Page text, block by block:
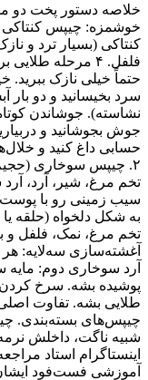
خلاصه دستور پخت دو
کنتاکی (بسیار ترد و
فلفل. ۴ مرحله
سرد بخیسانید و دو
نشاسته). جوشاندن
جوش بجوشانید و
حسابی داغ کنید و
۲. چیپس سوخاری
تخم مرغ، شیر، آرد،
سیب زمینی رو با پوست
به شکل دلخواه (حلقه
تخم مرغ، نمک، فلفل و
آغشته‌سازی سه‌لایه:
آرد سوخاری دوم: مایه
پوشیده بشه. سرخ
طلایی بشه. تفاوت
چیپس‌های بسته‌بندی.
شبیه ناگت، داخلش
آموزشی فست‌فود